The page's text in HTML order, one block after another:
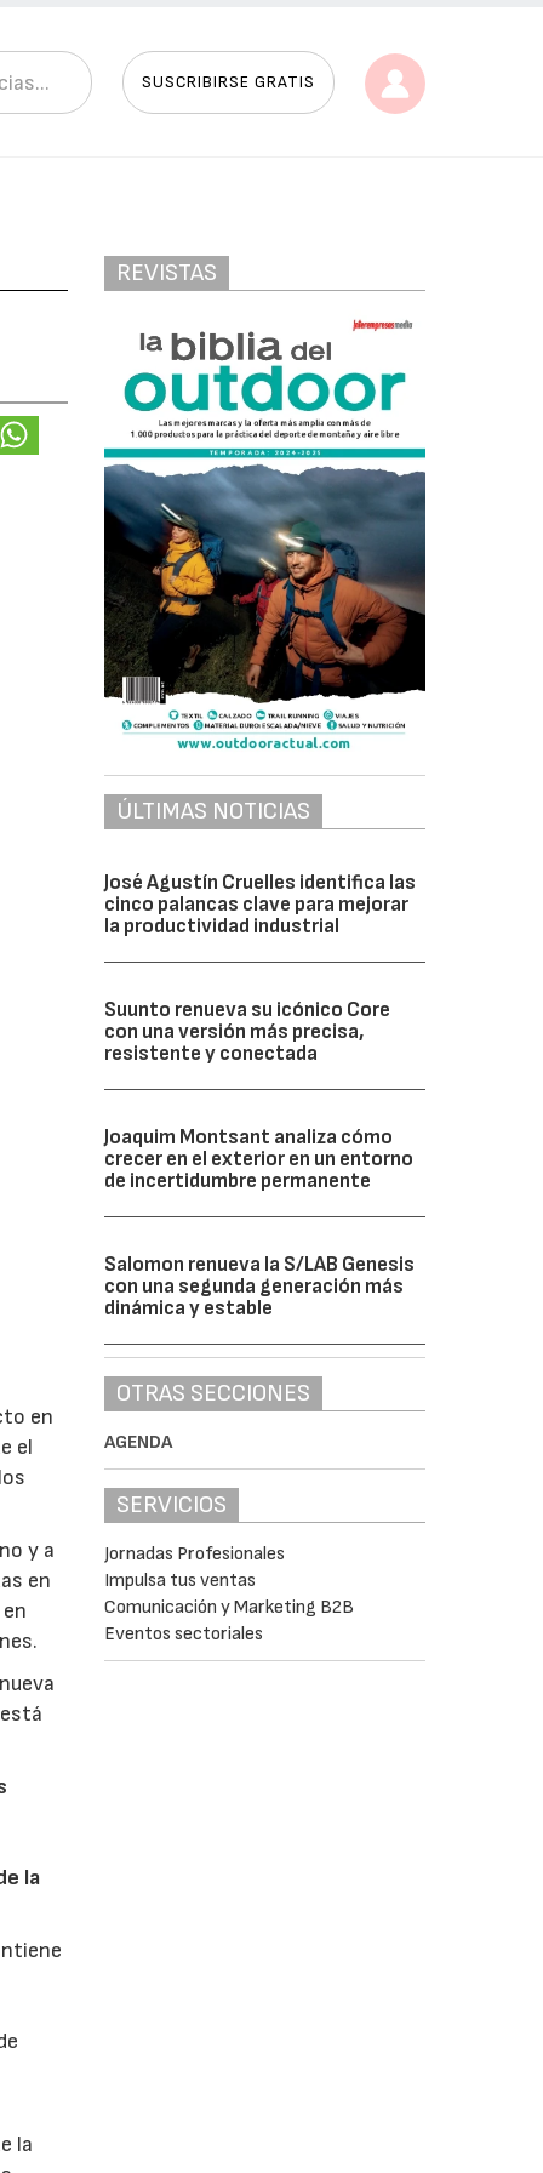
SUSCRIBIRSE GRATIS
en
el
y a
en
la
la
REVISTAS
ÚLTIMAS NOTICIAS
José Agustín Cruelles identifica las
cinco palancas clave para mejorar
la productividad industrial
Suunto renueva su icónico Core
con una versión más precisa,
resistente y conectada
Joaquim Montsant analiza cómo
crecer en el exterior en un entorno
de incertidumbre permanente
Salomon renueva la S/LAB Genesis
con una segunda generación más
dinámica y estable
OTRAS SECCIONES
AGENDA
SERVICIOS
Jornadas Profesionales
Impulsa tus ventas
Comunicación y Marketing B2B
Eventos sectoriales